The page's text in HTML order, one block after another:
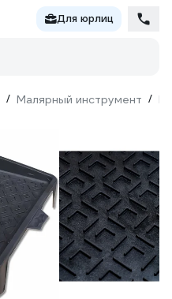
Для юрлиц
/ Малярный инструмент /